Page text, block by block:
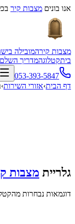
אנו בונים מצבות קיר
מצבות קירהמובילה
ביתקטלוגהמדריך השלם
053-393-5847
דף הבית›אזורי השירות›
גלריית מצבות
דוגמאות נבחרות